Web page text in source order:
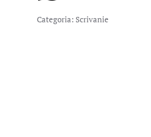
Categoria: Scrivanie